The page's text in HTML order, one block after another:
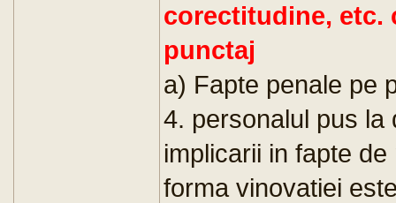
corectitudine, etc.
punctaj
a) Fapte penale pe
4. personalul pus la
implicarii in fapte
forma vinovatiei